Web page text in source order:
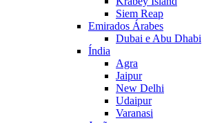
Siem Reap
Emirados Árabes
Dubai e Abu Dhabi
Índia
Agra
Jaipur
New Delhi
Udaipur
Varanasi